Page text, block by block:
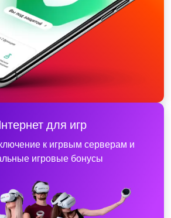
для игр
к игрвым серверам и
игровые бонусы